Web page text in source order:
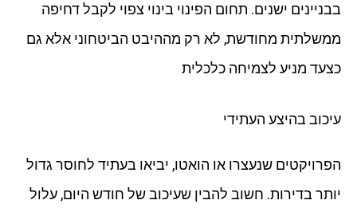
בבניינים ישנים. תחום הפינוי בינוי צפוי לקבל דחיפה
ממשלתית מחודשת, לא רק מההיבט הביטחוני אלא גם
כצעד מניע לצמיחה כלכלית
עיכוב בהיצע העתידי
הפרויקטים שנעצרו או הואטו, יביאו בעתיד לחוסר גדול
יותר בדירות. חשוב להבין שעיכוב של חודש היום, עלול